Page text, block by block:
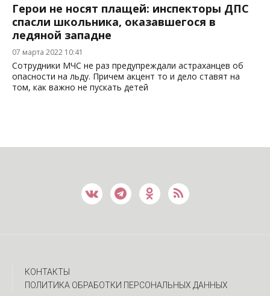
Герои не носят плащей: инспекторы ДПС
спасли школьника, оказавшегося в
ледяной западне
07 марта 2022 10:41
Сотрудники МЧС не раз предупреждали астраханцев об
опасности на льду. Причем акцент то и дело ставят на
том, как важно не пускать детей
КОНТАКТЫ
ПОЛИТИКА ОБРАБОТКИ ПЕРСОНАЛЬНЫХ ДАННЫХ